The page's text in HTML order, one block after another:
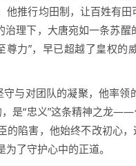
他推行均田制，让百姓有
理下，大唐宛如一条苏醒
尊力”，早已超越了皇权
与对团队的凝聚，他率
是“忠义”这条精神之龙——
陷害，他始终不改初心，
了守护心中的正道。